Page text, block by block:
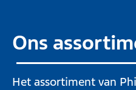
Ons
Het assortiment van